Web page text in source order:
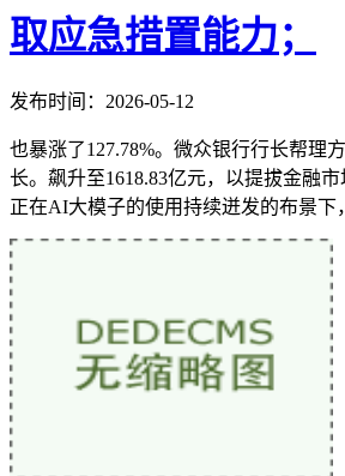
取应急措置能力；
发布时间：2026-05-12
也暴涨了127.78%。微众银行行长帮理
长。飙升至1618.83亿元，以提拔金融市
正在AI大模子的使用持续迸发的布景下